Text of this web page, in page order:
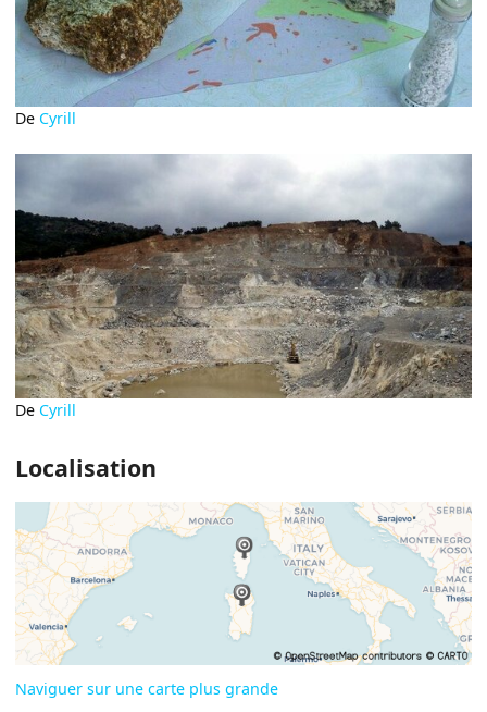
De Cyrill
De Cyrill
Localisation
Naviguer sur une carte plus grande